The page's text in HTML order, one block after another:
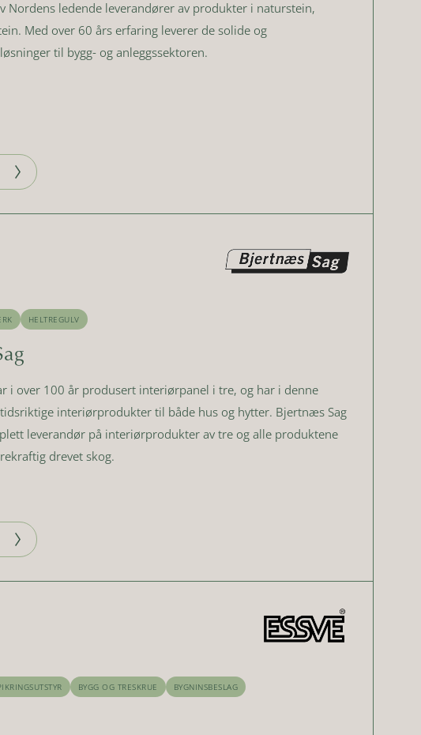
Nordens ledende leverandører av produkter i naturstein,
Med over 60 års erfaring leverer de solide og
til bygg- og anleggssektoren.
HELTREGULV
i over 100 år produsert interiørpanel i tre, og har i denne
interiørprodukter til både hus og hytter. Bjertnæs Sag
leverandør på interiørprodukter av tre og alle produktene
drevet skog.
BYGG OG TRESKRUE BYGNINSBESLAG